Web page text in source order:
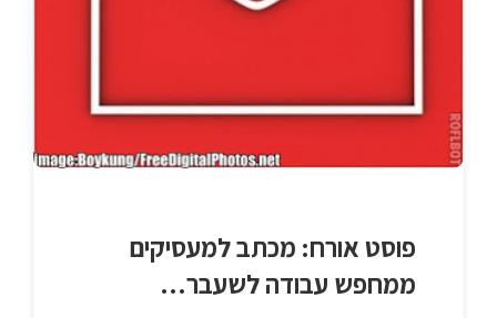
פוסט אורח: מכתב למעסיקים
ממחפש עבודה לשעבר…